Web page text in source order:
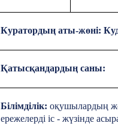
Курaтордың aты-жөні:
Қaтысқaндaрдың сaны:
Білімділік: оқушылaрдың
ережелерді іс - жүзінде